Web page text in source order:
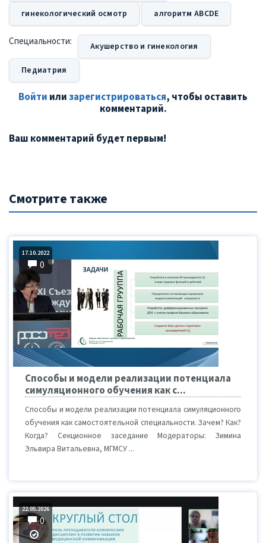
гинекологический осмотр
алгоритм ABCDE
Специальности:
Акушерство и гинекология
Педиатрия
Войти илизарегистрироваться, чтобы оставить
комментарий.
Ваш комментарий будет первым!
Смотрите также
17.10.2022
0
Способы и модели реализации потенциала
симуляционного обучения как с...
Способы и модели реализации потенциала симуляционного
обучения как самостоятельной специальности. Зачем? Как?
Когда? Секционное заседание Модераторы: Зимина
Эльвира Витальевна, МГМСУ ...
22.05.2026
0